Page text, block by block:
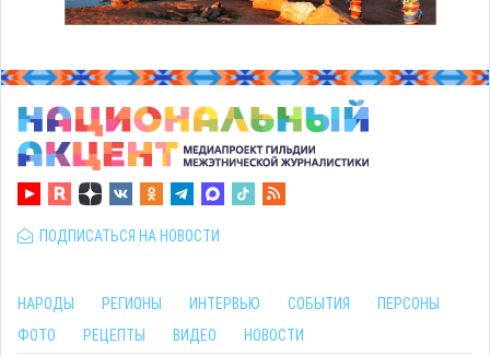
ПОДПИСАТЬСЯ НА НОВОСТИ
НАРОДЫ РЕГИОНЫ ИНТЕРВЬЮ СОБЫТИЯ
ПЕРСОНЫ
ФОТО
РЕЦЕПТЫ ВИДЕО НОВОСТИ